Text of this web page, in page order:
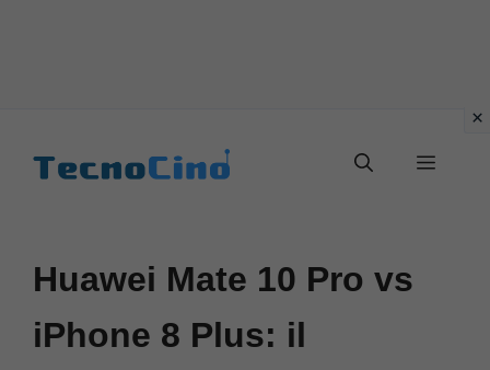
Menu
Huawei Mate 10 Pro vs
iPhone 8 Plus: il